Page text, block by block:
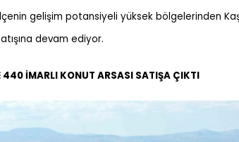
gelişim potansiyeli yüksek bölgelerinden
devam ediyor.
440 İMARLI KONUT ARSASI SATIŞA ÇIKTI